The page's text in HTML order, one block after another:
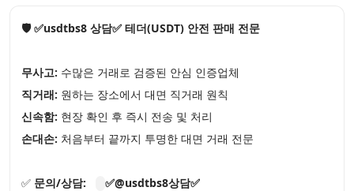
🛡️ ✅usdtbs8 상담✅ 테더(USDT) 안전 판매 전문
무사고: 수많은 거래로 검증된 안심 인증업체
직거래: 원하는 장소에서 대면 직거래 원칙
신속함: 현장 확인 후 즉시 전송 및 처리
손대손: 처음부터 끝까지 투명한 대면 거래 전문
✅ 문의/상담:
✅@usdtbs8상담✅